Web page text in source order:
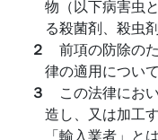
物（以下病害虫
る殺菌剤、殺虫
２ 前項の防除の
律の適用につい
３ この法律にお
造し、又は加工
「輸入業者」と